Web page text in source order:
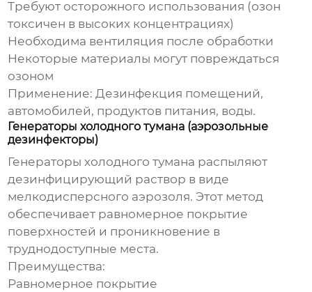
Требуют осторожного использования (озон
токсичен в высоких концентрациях)
Необходима вентиляция после обработки
Некоторые материалы могут повреждаться
озоном
Применение: Дезинфекция помещений,
автомобилей, продуктов питания, воды.
Генераторы холодного тумана (аэрозольные
дезинфекторы)
Генераторы холодного тумана распыляют
дезинфицирующий раствор в виде
мелкодисперсного аэрозоля. Этот метод
обеспечивает равномерное покрытие
поверхностей и проникновение в
труднодоступные места.
Преимущества:
Равномерное покрытие